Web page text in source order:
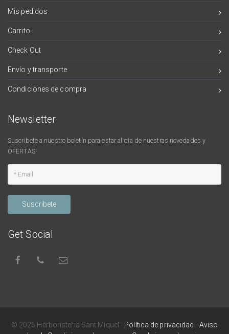
Mis pedidos
Carrito
Check Out
Envío y transporte
Condiciones de compra
Newsletter
Suscribete a nuestro boletín para estar al día de nuestras novedades y
OFERTAS!
Suscribete
Get Social
© 2026 Herboristeria Sant Miquel - Política de privacidad -Aviso